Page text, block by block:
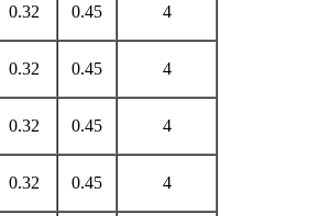
0.32 0.45 4
0.32 0.45 4
0.32 0.45 4
0.32 0.45 4